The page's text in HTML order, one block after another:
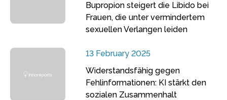
Bupropion steigert die Libido bei
Frauen, die unter vermindertem
sexuellen Verlangen leiden
13 February 2025
Widerstandsfähig gegen
Fehlinformationen: KI stärkt den
sozialen Zusammenhalt